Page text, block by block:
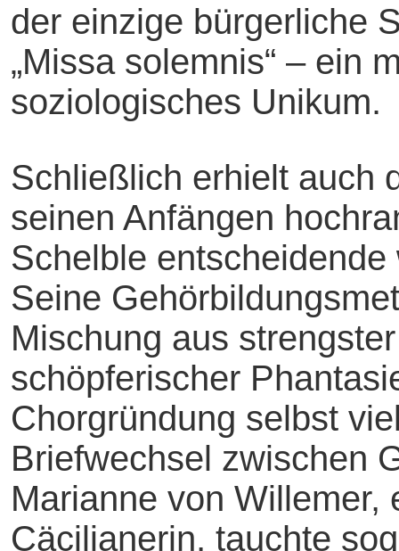
der einzige bürgerliche
„Missa solemnis“ – ein
soziologisches Unikum.
Schließlich erhielt auch
seinen Anfängen
Schelble
Seine
Mischung aus
schöpferischer
Chorgründung selbst
Briefwechsel zwischen
Marianne von Willemer,
Cäcilianerin, tauchte